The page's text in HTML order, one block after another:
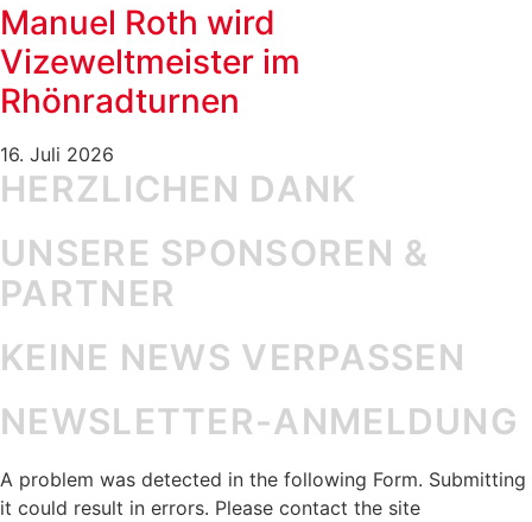
Manuel Roth wird
Vizeweltmeister im
Rhönradturnen
16. Juli 2026
HERZLICHEN DANK
UNSERE SPONSOREN &
PARTNER
KEINE NEWS VERPASSEN
NEWSLETTER-ANMELDUNG
A problem was detected in the following Form. Submitting
it could result in errors. Please contact the site